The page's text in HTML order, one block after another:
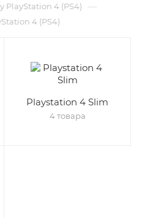
PlayStation 4 (PS4) —
4 (PS4)
Playstation 4 Slim
4 товара